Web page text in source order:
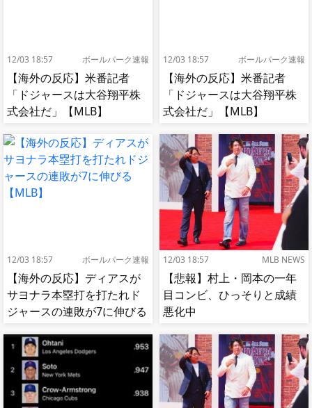
12/03 18:57 ボールパーク速報
【海外の反応】米番記者
「ドジャースは大谷翔平株
式会社だ」【MLB】
12/03 18:57 ボールパーク速報
【海外の反応】米番記者
「ドジャースは大谷翔平株
式会社だ」【MLB】
12/03 18:57 ボールパーク速報
【海外の反応】ディアスが
サヨナラ本塁打を打たれド
ジャースの連敗が7に伸びる
12/03 18:57 MLB NEWS
【悲報】村上・岡本の一年
目コンビ、ひっそりと成績
悪化中